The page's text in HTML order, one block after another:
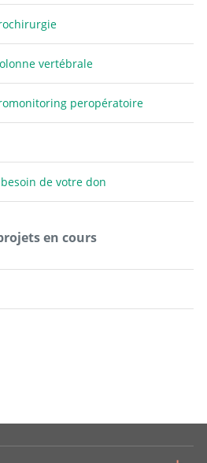
vertébrale
peropératoire
de votre don
en cours